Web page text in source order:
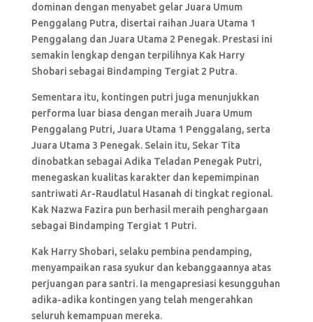
dominan dengan menyabet gelar Juara Umum
Penggalang Putra, disertai raihan Juara Utama 1
Penggalang dan Juara Utama 2 Penegak. Prestasi ini
semakin lengkap dengan terpilihnya Kak Harry
Shobari sebagai Bindamping Tergiat 2 Putra.
Sementara itu, kontingen putri juga menunjukkan
performa luar biasa dengan meraih Juara Umum
Penggalang Putri, Juara Utama 1 Penggalang, serta
Juara Utama 3 Penegak. Selain itu, Sekar Tita
dinobatkan sebagai Adika Teladan Penegak Putri,
menegaskan kualitas karakter dan kepemimpinan
santriwati Ar-Raudlatul Hasanah di tingkat regional.
Kak Nazwa Fazira pun berhasil meraih penghargaan
sebagai Bindamping Tergiat 1 Putri.
Kak Harry Shobari, selaku pembina pendamping,
menyampaikan rasa syukur dan kebanggaannya atas
perjuangan para santri. Ia mengapresiasi kesungguhan
adika-adika kontingen yang telah mengerahkan
seluruh kemampuan mereka.